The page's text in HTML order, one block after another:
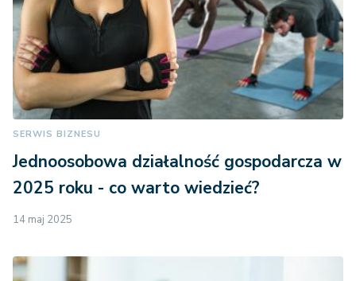
SERWIS BIZNESU
Jednoosobowa działalność gospodarcza w
2025 roku - co warto wiedzieć?
14 maj 2025